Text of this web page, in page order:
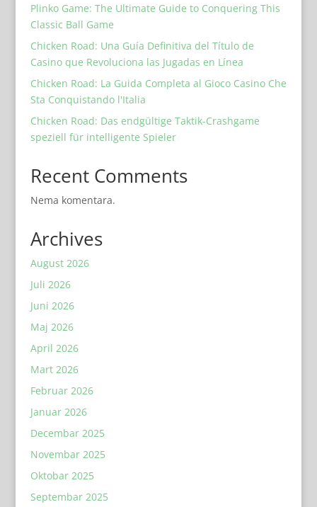
Plinko Game: The Ultimate Guide to Conquering This
Classic Ball Game
Chicken Road: Una Guía Definitiva del Título de
Casino que Revoluciona las Jugadas en Línea
Chicken Road: La Guida Completa al Gioco Casino Che
Sta Conquistando l'Italia
Chicken Road: Das endgültige Taktik-Crashgame
speziell für intelligente Spieler
Recent Comments
Nema komentara.
Archives
August 2026
Juli 2026
Juni 2026
Maj 2026
April 2026
Mart 2026
Februar 2026
Januar 2026
Decembar 2025
Novembar 2025
Oktobar 2025
Septembar 2025